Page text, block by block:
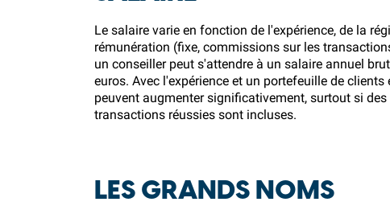
Le salaire varie en fonction de l'expérience, de la
rémunération (fixe, commissions sur les
un conseiller peut s'attendre à un salaire annuel
euros. Avec l'expérience et un portefeuille de clients
peuvent augmenter significativement, surtout si
transactions réussies sont incluses.
LES GRANDS NOMS